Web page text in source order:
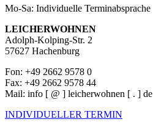
Mo-Sa: Individuelle Terminabsprache
LEICHERWOHNEN
Adolph-Kolping-Str. 2
57627 Hachenburg
Fon: +49 2662 9578 0
Fax: +49 2662 9578 44
Mail: info [ @ ] leicherwohnen [ . ] de
INDIVIDUELLER TERMIN